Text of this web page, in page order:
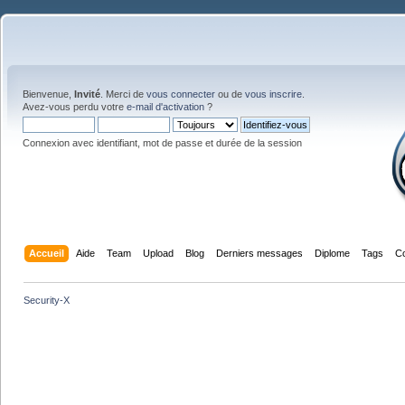
Bienvenue, Invité . Merci de vous connecter ou de vous inscrire
Avez-vous perdu votre e-mail d'activation ?
Connexion avec identifiant, mot de passe et durée de la session
Accueil Aide Team Upload Blog Derniers messages Diplome Tags
Security-X